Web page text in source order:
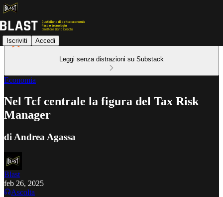
Iscriviti Accedi
Leggi senza distrazioni su Substack
Economia
Nel Tcf centrale la figura del Tax Risk
Manager
di Andrea Agassa
Blast
feb 26, 2025
Ascolta